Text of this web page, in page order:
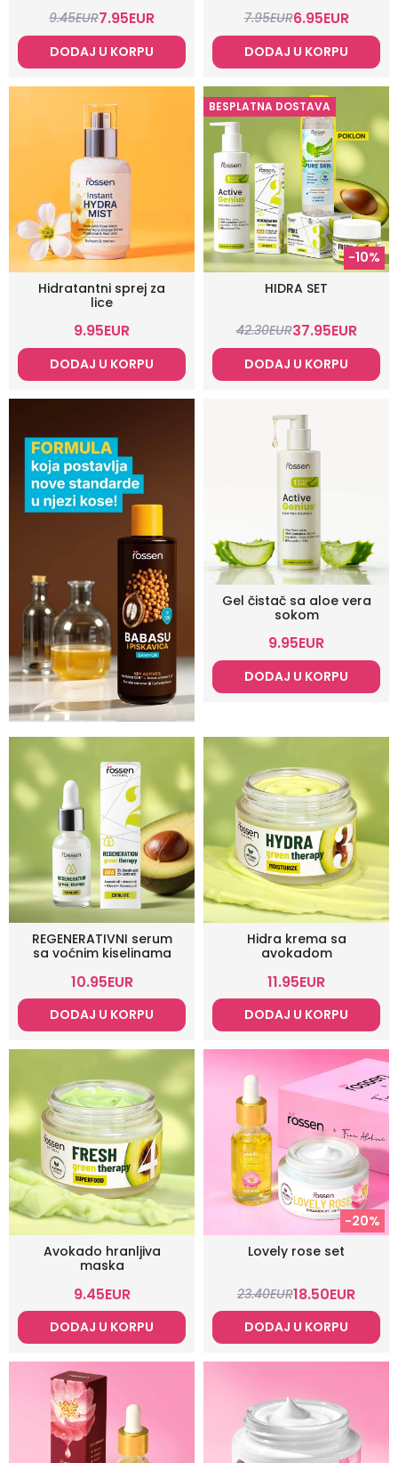
9.45EUR7.95EUR
DODAJ U KORPU
7.95EUR6.95EUR
DODAJ U KORPU
Hidratantni sprej za
lice
9.95EUR
DODAJ U KORPU
BESPLATNA DOSTAVA
-10%
HIDRA SET
42.30EUR37.95EUR
DODAJ U KORPU
Gel čistač sa aloe vera
sokom
9.95EUR
DODAJ U KORPU
REGENERATIVNI serum
sa voćnim kiselinama
10.95EUR
DODAJ U KORPU
Hidra krema sa
avokadom
11.95EUR
DODAJ U KORPU
Avokado hranljiva
maska
9.45EUR
DODAJ U KORPU
-20%
Lovely rose set
23.40EUR18.50EUR
DODAJ U KORPU